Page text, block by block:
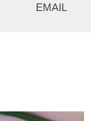
EMAIL